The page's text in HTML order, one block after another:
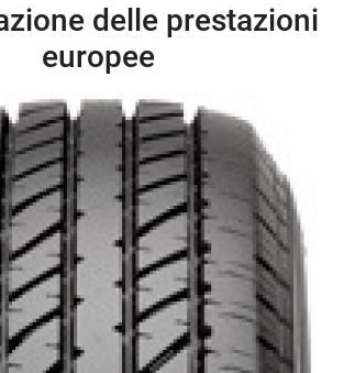
delle prestazioni
europee